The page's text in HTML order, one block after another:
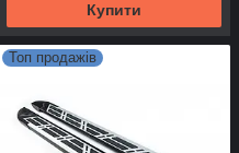
Купити
Топ продажів